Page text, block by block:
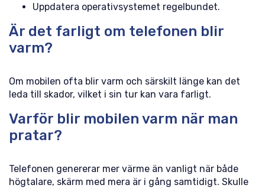
Uppdatera operativsystemet regelbundet.
Är det farligt om telefonen blir
varm?
Om mobilen ofta blir varm och särskilt länge kan det
leda till skador, vilket i sin tur kan vara farligt.
Varför blir mobilen varm när man
pratar?
Telefonen genererar mer värme än vanligt när både
högtalare, skärm med mera är i gång samtidigt. Skulle